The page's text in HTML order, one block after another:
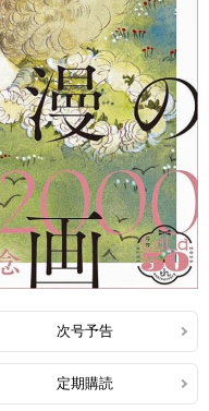
次号予告
定期購読